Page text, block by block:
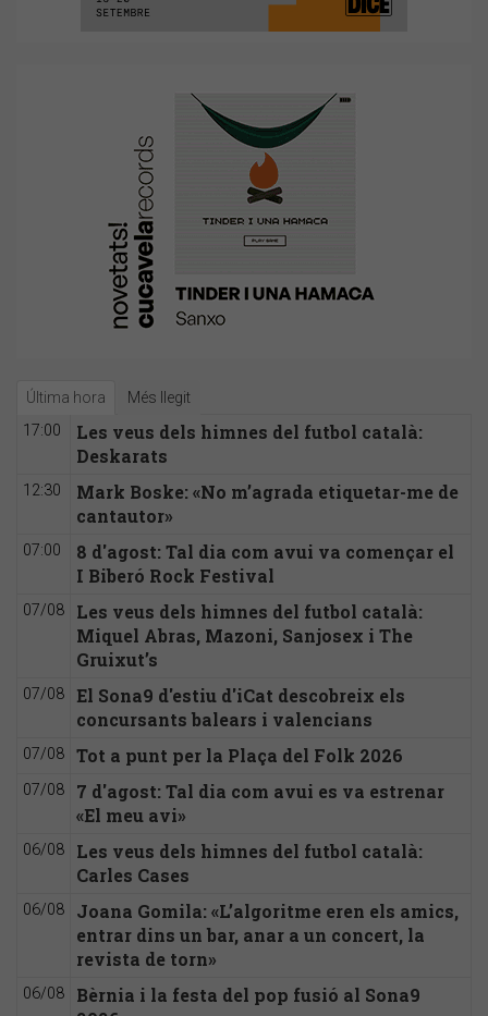
Última hora Més llegit
17:00
Les veus dels himnes del futbol català:
Deskarats
12:30
Mark Boske: «No m’agrada etiquetar-me de
cantautor»
07:00
8 d'agost: Tal dia com avui va començar el
I Biberó Rock Festival
07/08
Les veus dels himnes del futbol català:
Miquel Abras, Mazoni, Sanjosex i The
Gruixut’s
07/08
El Sona9 d'estiu d'iCat descobreix els
concursants balears i valencians
07/08 Tot a punt per la Plaça del Folk 2026
07/08
7 d'agost: Tal dia com avui es va estrenar
«El meu avi»
06/08
Les veus dels himnes del futbol català:
Carles Cases
06/08
Joana Gomila: «L’algoritme eren els amics,
entrar dins un bar, anar a un concert, la
revista de torn»
06/08
Bèrnia i la festa del pop fusió al Sona9